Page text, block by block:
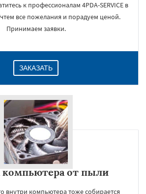
к профессионалам 4PDA-SERVICE в
все пожелания и порадуем ценой.
Принимаем заявки.
ЗАКАЗАТЬ
компьютера от пыли
внутри компьютера тоже собирается